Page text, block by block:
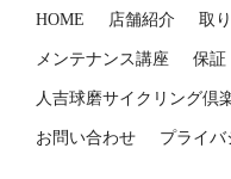
HOME 店舗紹介 取
メンテナンス講座 保証
人吉球磨サイクリング倶
お問い合わせ プライバ